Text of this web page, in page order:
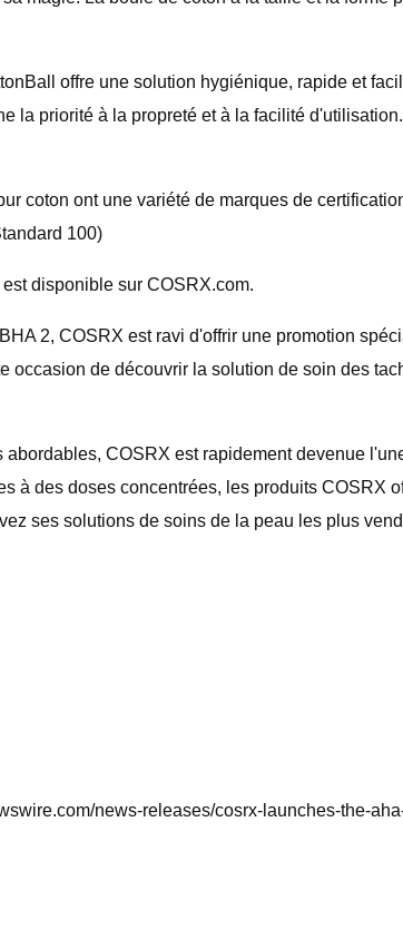
offre une solution hygiénique, rapide et
priorité à la propreté et à la facilité
coton ont une variété de marques de
100)
disponible sur COSRX.com.
2, COSRX est ravi d'offrir une promotion
de découvrir la solution de soin des
COSRX est rapidement devenue
à des doses concentrées, les produits COSRX
ses solutions de soins de la peau les plus
news-releases/cosrx-launches-the-